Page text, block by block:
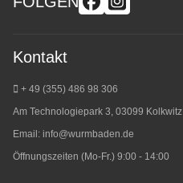
Kontakt
+ 49 (355) 486 98 306
Am Technologiepark 3, 03099 Kolkwitz
Email: info@wurmbaden.de
Öffnungszeiten (Mo-Fr.) 9:00 - 14:00